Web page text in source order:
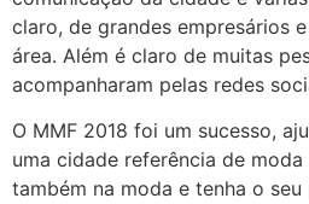
claro, de grandes empresários
área. Além é claro de muitas
acompanharam pelas redes
O MMF 2018 foi um sucesso,
uma cidade referência de
também na moda e tenha o